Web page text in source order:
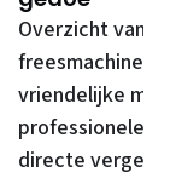
Overzicht van
freesmachines,
vriendelijke
professionele
directe